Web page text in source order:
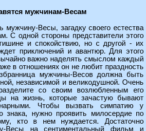
мужчинам-Весам
мужчину-Весы, загадку своего естества
С одной стороны представители этого
и спокойствию, но с другой - их
приключений и авантюр. Для этого
важно наделять смыслом каждый
в отношениях он не любит праздность
мужчины-Весов должна быть
независимой и великодушной. Очень
со своим возлюбленным его
на жизнь, которые зачастую бывают
Чтобы вызвать симпатию у
знака, нужно проявить милосердие по
кто в нем нуждается. Достаточно
Весы на сентиментальный фильм и